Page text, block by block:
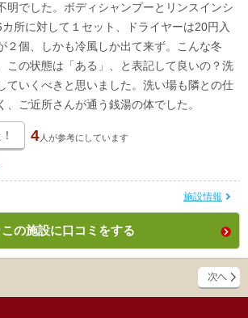
明でした。ボディシャンプーとリンスインシ
所に対して１セット、ドライヤーは20円入
２個、しかも冷風しか出て来ず。こんな冬
の状態は「ある」、と表記して良いの？洗
ていくべきと思いました。洗い場も隣との仕
、ご近所さんが通う銭湯の体でした。
4人が参考にしています
施設情報
この施設に口コミをする